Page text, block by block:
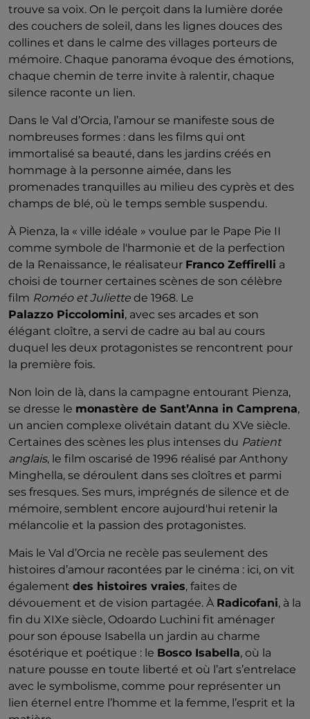
trouve sa voix. On le perçoit dans la lumière dorée
des couchers de soleil, dans les lignes douces des
collines et dans le calme des villages porteurs de
mémoire. Chaque panorama évoque des émotions,
chaque chemin de terre invite à ralentir, chaque
silence raconte un lien.
Dans le Val d’Orcia, l’amour se manifeste sous de
nombreuses formes : dans les films qui ont
immortalisé sa beauté, dans les jardins créés en
hommage à la personne aimée, dans les
promenades tranquilles au milieu des cyprès et des
champs de blé, où le temps semble suspendu.
À Pienza, la « ville idéale » voulue par le Pape Pie II
comme symbole de l'harmonie et de la perfection
de la Renaissance, le réalisateur Franco Zeffirelli a
choisi de tourner certaines scènes de son célèbre
film Roméo et Juliette de 1968. Le
Palazzo Piccolomini, avec ses arcades et son
élégant cloître, a servi de cadre au bal au cours
duquel les deux protagonistes se rencontrent pour
la première fois.
Non loin de là, dans la campagne entourant Pienza,
se dresse le monastère de Sant’Anna in Camprena,
un ancien complexe olivétain datant du XVe siècle.
Certaines des scènes les plus intenses du Patient
anglais, le film oscarisé de 1996 réalisé par Anthony
Minghella, se déroulent dans ses cloîtres et parmi
ses fresques. Ses murs, imprégnés de silence et de
mémoire, semblent encore aujourd'hui retenir la
mélancolie et la passion des protagonistes.
Mais le Val d’Orcia ne recèle pas seulement des
histoires d’amour racontées par le cinéma : ici, on vit
également des histoires vraies, faites de
dévouement et de vision partagée. À Radicofani, à la
fin du XIXe siècle, Odoardo Luchini fit aménager
pour son épouse Isabella un jardin au charme
ésotérique et poétique : le Bosco Isabella, où la
nature pousse en toute liberté et où l’art s’entrelace
avec le symbolisme, comme pour représenter un
lien éternel entre l’homme et la femme, l’esprit et la